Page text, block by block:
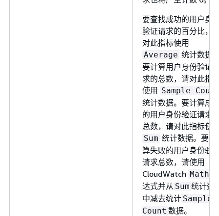
要查找成功的用户身
验证请求的百分比，
对此指标使用
Average 统计数据
要计算用户身份验证
求的总数，请对此指
使用 Sample
统计数据。要计算成
的用户身份验证请求
总数，请对此指标使
Sum 统计数据。要计
算失败的用户身份验
请求总数，请使用
CloudWatch Math
达式并从 Sum 统计数
中减去统计 Sample
Count 数据。